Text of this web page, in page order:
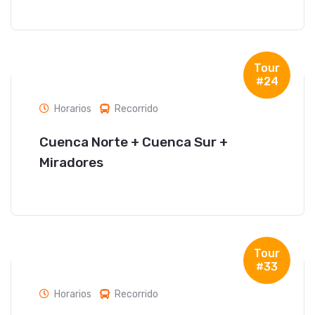
Tour
#24
Horarios Recorrido
Cuenca Norte + Cuenca Sur +
Miradores
Tour
#33
Horarios Recorrido